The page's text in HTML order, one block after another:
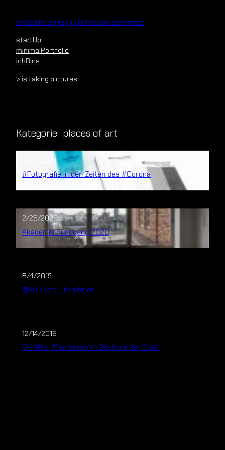
Inhaltsmile.photography | christian.steinmetz
startUp
minimalPortfolio
ichBins.
> is taking pictures
Kategorie: .places of art
3/12/2020
#Fotografie in den Zeiten des #Corona
2/25/2020
Akademie Rundgang 2020
8/4/2019
@KIT Cafè + Exhibition
12/14/2018
D-Mitte | Positionen im Zentrum der Stadt